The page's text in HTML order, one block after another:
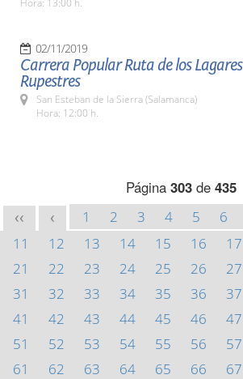
Hora: 13:00 h.
02/11/2019
Carrera Popular Ruta de los Lagares
Rupestres
San Esteban de la Sierra (Salamanca)
Hora: 12:00 h.
Página 303de 435
<< < 1 2 3 4 5 6
11
12 13 14 15 16 17
21
22 23 24 25 26 27
31
32 33 34 35 36 37
41
42 43 44 45 46 47
51
52 53 54 55 56 57
61
62 63 64 65 66 67